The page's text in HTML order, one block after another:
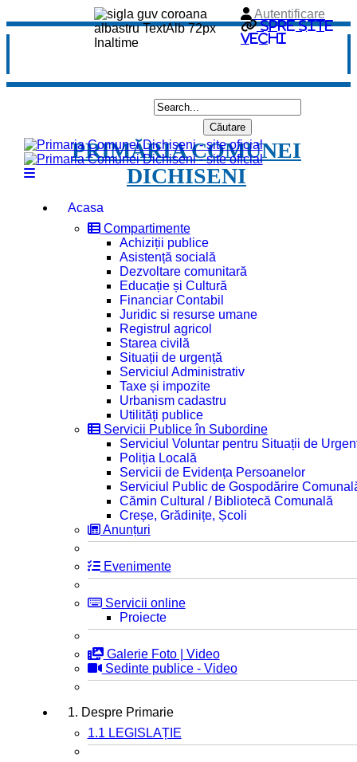
Spre site
vechi
Autentificare
PRIMĂRIA COMUNEI
DICHISENI
Acasa
Compartimente
Achiziții publice
Asistență socială
Dezvoltare comunitară
Educație și Cultură
Financiar Contabil
Juridic si resurse umane
Registrul agricol
Starea civilă
Situații de urgență
Serviciul Administrativ
Taxe și impozite
Urbanism cadastru
Utilități publice
Servicii Publice în Subordine
Serviciul Voluntar pentru Situații de
Poliția Locală
Servicii de Evidența Persoanelor
Serviciul Public de Gospodărire
Cămin Cultural / Bibliotecă Comunală
Creșe, Grădinițe, Școli
Anunțuri
Evenimente
Servicii online
Proiecte
Galerie Foto | Video
Sedinte publice - Video
1. Despre Primarie
1.1 LEGISLAȚIE